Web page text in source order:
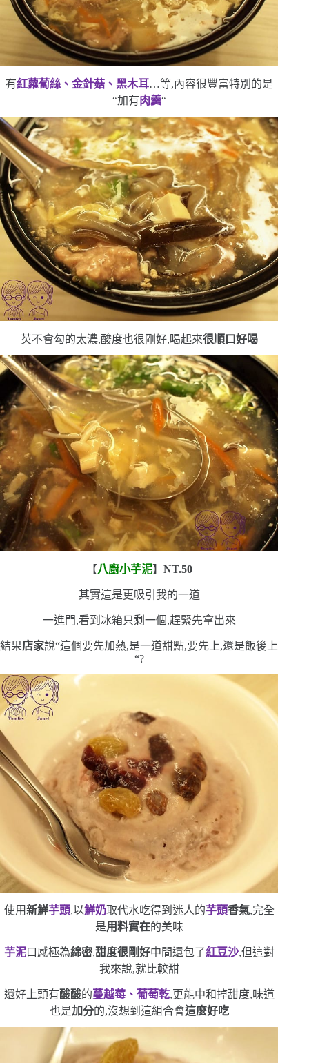
有紅蘿蔔絲、金針菇、黑木耳…等,內容很豐富特別的是
“加有肉羹“
芡不會勾的太濃,酸度也很剛好,喝起來很順口好喝
【八廚小芋泥】 NT.50
其實這是更吸引我的一道
一進門,看到冰箱只剩一個,趕緊先拿出來
結果店家說“這個要先加熱,是一道甜點,要先上,還是飯後上
“?
使用新鮮芋頭,以鮮奶取代水吃得到迷人的芋頭香氣,完全
是用料實在的美味
芋泥口感極為綿密,甜度很剛好中間還包了紅豆沙,但這對
我來說,就比較甜
還好上頭有酸酸的蔓越莓、葡萄乾,更能中和掉甜度,味道
也是加分的,沒想到這組合會這麼好吃